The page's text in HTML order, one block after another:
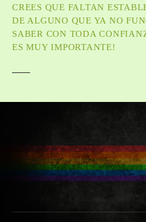
CREES QUE FALTAN
DE ALGUNO QUE YA NO
SABER CON TODA
ES MUY IMPORTANTE!